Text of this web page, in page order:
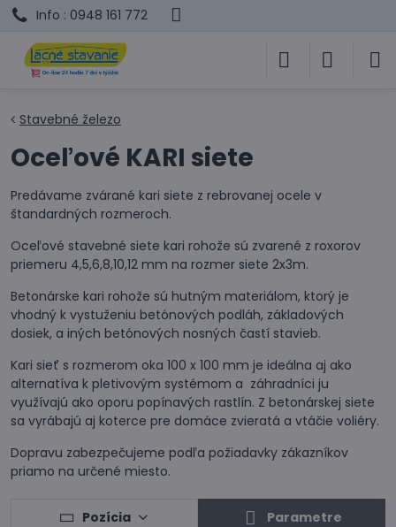
Info : 0948 161 772
Stavebné železo
Oceľové KARI siete
Predávame zvárané kari siete z rebrovanej ocele v
štandardných rozmeroch.
Oceľové stavebné siete kari rohože sú zvarené z roxorov
priemeru 4,5,6,8,10,12 mm na rozmer siete 2x3m.
Betonárske kari rohože sú hutným materiálom, ktorý je
vhodný k vystuženiu betónových podláh, základových
dosiek, a iných betónových nosných častí stavieb.
Kari sieť s rozmerom oka 100 x 100 mm je ideálna aj ako
alternatíva k pletivovým systémom a záhradníci ju
využívajú ako oporu popínavých rastlín. Z betonárskej siete
sa vyrábajú aj koterce pre domáce zvieratá a vtáčie voliéry.
Dopravu zabezpečujeme podľa požiadavky zákazníkov
priamo na určené miesto.
Pozícia Parametre